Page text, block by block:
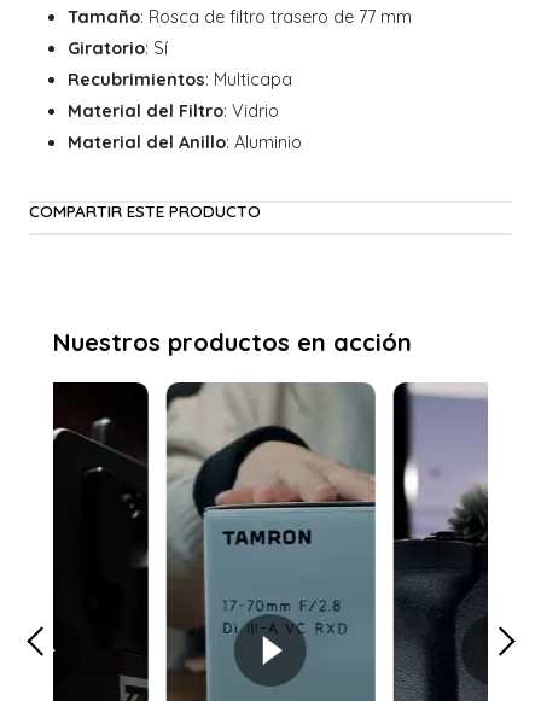
Tamaño: Rosca de filtro trasero de 77 mm
Giratorio: Sí
Recubrimientos: Multicapa
Material del Filtro: Vidrio
Material del Anillo: Aluminio
COMPARTIR ESTE PRODUCTO